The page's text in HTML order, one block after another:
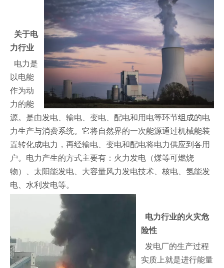
关于电
力行业
电力是
以电能
作为动
力的能
源。是由发电、输电、变电、配电和用电等环节组成的电
力生产与消费系统。它将自然界的一次能源通过机械能装
置转化成电力，再经输电、变电和配电将电力供应到各用
户。电力产生的方式主要有：火力发电（煤等可燃烧
物）、太阳能发电、大容量风力发电技术、核电、氢能发
电、水利发电等。
电力行业的火灾危
险性
发电厂的生产过程
实质上就是进行能量